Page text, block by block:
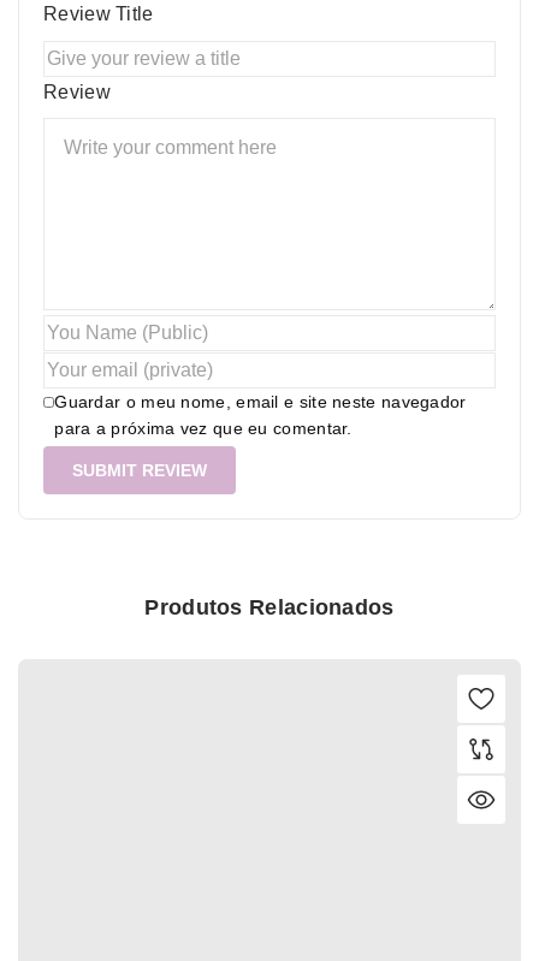
Review Title
Review
Guardar o meu nome, email e site neste navegador
para a próxima vez que eu comentar.
Produtos Relacionados